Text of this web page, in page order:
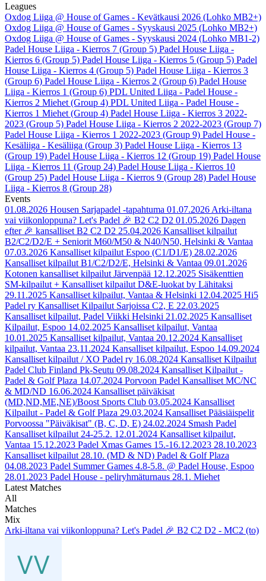
Leagues
Oxdog Liiga @ House of Games - Kevätkausi 2026 (Lohko MB2+)
Oxdog Liiga @ House of Games - Syyskausi 2025 (Lohko MB2+)
Oxdog Liiga @ House of Games - Syyskausi 2024 (Lohko MB1-2)
Padel House Liiga - Kierros 7 (Group 5) Padel House Liiga -
Kierros 6 (Group 5) Padel House Liiga - Kierros 5 (Group 5) Padel
House Liiga - Kierros 4 (Group 5) Padel House Liiga - Kierros 3
(Group 6) Padel House Liiga - Kierros 2 (Group 6) Padel House
Liiga - Kierros 1 (Group 6) PDL United Liiga - Padel House -
Kierros 2 Miehet (Group 4) PDL United Liiga - Padel House -
Kierros 1 Miehet (Group 4) Padel House Liiga - Kierros 3 2022-
2023 (Group 5) Padel House Liiga - Kierros 2 2022-2023 (Group 7)
Padel House Liiga - Kierros 1 2022-2023 (Group 9) Padel House -
Kesäliiga - Kesäliiga (Group 3) Padel House Liiga - Kierros 13
(Group 19) Padel House Liiga - Kierros 12 (Group 19) Padel House
Liiga - Kierros 11 (Group 24) Padel House Liiga - Kierros 10
(Group 25) Padel House Liiga - Kierros 9 (Group 28) Padel House
Liiga - Kierros 8 (Group 28)
Events
01.08.2026 Housen Sarjapadel -tapahtuma 01.07.2026 Arki-iltana
vai viikonloppuna? Let's Padel 🎉 B2 C2 D2 01.05.2026 Dagen
efter 🎉 kansalliset B2 C2 D2 25.04.2026 Kansalliset kilpailut
B2/C2/D2/E + Seniorit M60/M50 & N40/N50, Helsinki & Vantaa
07.03.2026 Kansalliset kilpailut Espoo (C1/D1/E) 28.02.2026
Kansalliset kilpailut B1/C2/D2/E, Helsinki & Vantaa 09.01.2026
Kotonen kansalliset kilpailut Järvenpää 12.12.2025 Sisäkenttien
SM-kilpailut + Kansalliset kilpailut D&E-luokat by Lähitaksi
29.11.2025 Kansalliset kilpailut, Vantaa & Helsinki 12.04.2025 Hi5
Padel ry Kansalliset Kilpailut Sarjoissa C2, E 22.03.2025
Kansalliset kilpailut, Padel Viikki Helsinki 21.02.2025 Kansalliset
Kilpailut, Espoo 14.02.2025 Kansalliset kilpailut, Vantaa
10.01.2025 Kansalliset kilpailut, Vantaa 20.12.2024 Kansalliset
kilpailut, Vantaa 23.11.2024 Kansalliset kilpailut, Espoo 14.09.2024
Kansalliset kilpailut / XO Padel ry 16.08.2024 Kansalliset Kilpailut
Padel Club Finland Pk-Seutu 09.08.2024 Kansalliset Kilpailut -
Padel & Golf Plaza 14.07.2024 Porvoon Padel Kansalliset MC/NC
& MD/ND 16.06.2024 Kansalliset päiväkisat
(MD,ND,ME,NE)/Boost Sports Club 03.05.2024 Kansalliset
Kilpailut - Padel & Golf Plaza 29.03.2024 Kansalliset Pääsiäispelit
Porvoossa "Päiväkisat" (B, C, D, E) 24.02.2024 Smash Padel
Kansalliset kilpailut 24-25.2. 12.01.2024 Kansalliset kilpailut,
Vantaa 15.12.2023 Padel Xmas Games 15.-16.12.2023 28.10.2023
Kansalliset kilpailut 28.10. (MD & ND) Padel & Golf Plaza
04.08.2023 Padel Summer Games 4.8-5.8. @ Padel House, Espoo
28.01.2023 Padel House - peliryhmäturnaus 28.1. Miehet
Latest Matches
All
Matches
Mix
Arki-iltana vai viikonloppuna? Let's Padel 🎉 B2 C2 D2 - MC2 (to)